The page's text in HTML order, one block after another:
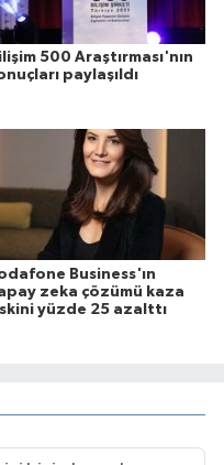
500 Araştırması'nın
paylaşıldı
Business'ın
zeka çözümü kaza
yüzde 25 azalttı